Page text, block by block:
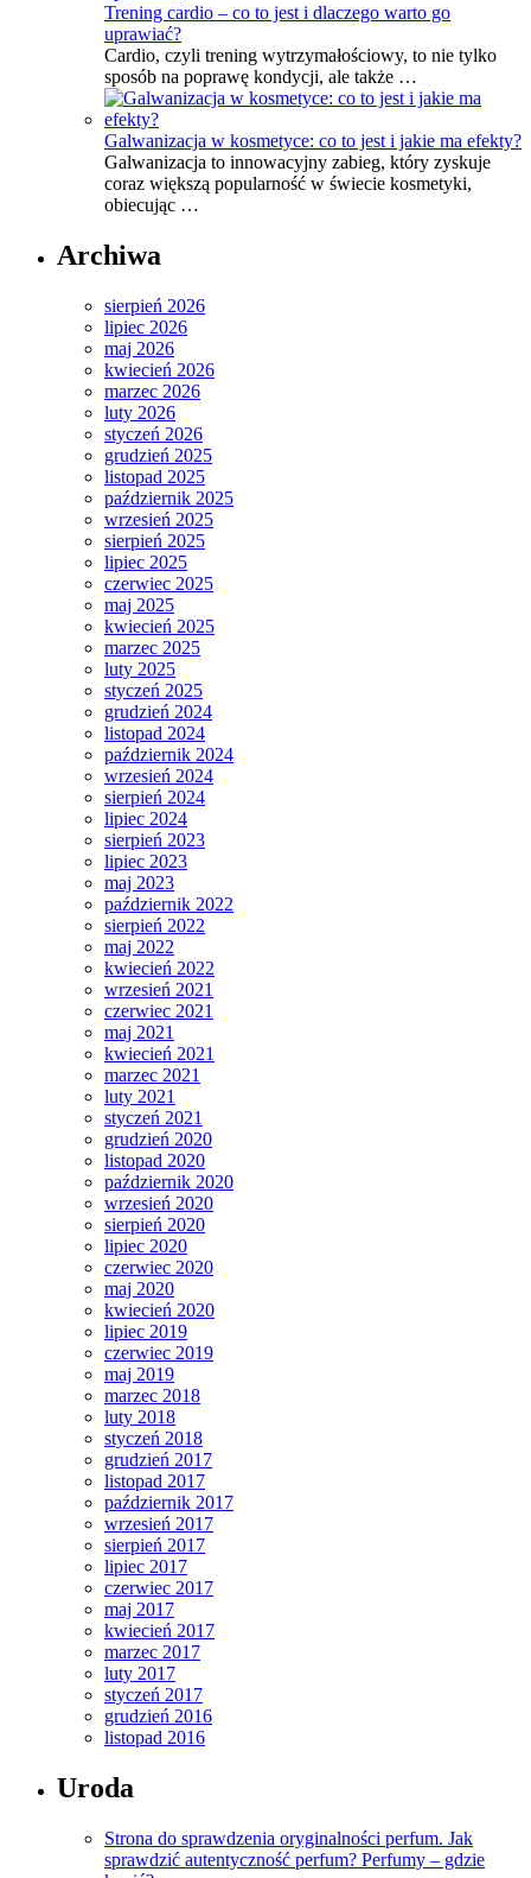
Trening cardio – co to jest i dlaczego warto go
uprawiać?
Cardio, czyli trening wytrzymałościowy, to nie tylko
sposób na poprawę kondycji, ale także …
Galwanizacja w kosmetyce: co to jest i jakie ma efekty?
Galwanizacja to innowacyjny zabieg, który zyskuje
coraz większą popularność w świecie kosmetyki,
obiecując …
Archiwa
sierpień 2026
lipiec 2026
maj 2026
kwiecień 2026
marzec 2026
luty 2026
styczeń 2026
grudzień 2025
listopad 2025
październik 2025
wrzesień 2025
sierpień 2025
lipiec 2025
czerwiec 2025
maj 2025
kwiecień 2025
marzec 2025
luty 2025
styczeń 2025
grudzień 2024
listopad 2024
październik 2024
wrzesień 2024
sierpień 2024
lipiec 2024
sierpień 2023
lipiec 2023
maj 2023
październik 2022
sierpień 2022
maj 2022
kwiecień 2022
wrzesień 2021
czerwiec 2021
maj 2021
kwiecień 2021
marzec 2021
luty 2021
styczeń 2021
grudzień 2020
listopad 2020
październik 2020
wrzesień 2020
sierpień 2020
lipiec 2020
czerwiec 2020
maj 2020
kwiecień 2020
lipiec 2019
czerwiec 2019
maj 2019
marzec 2018
luty 2018
styczeń 2018
grudzień 2017
listopad 2017
październik 2017
wrzesień 2017
sierpień 2017
lipiec 2017
czerwiec 2017
maj 2017
kwiecień 2017
marzec 2017
luty 2017
styczeń 2017
grudzień 2016
listopad 2016
Uroda
Strona do sprawdzenia oryginalności perfum. Jak
sprawdzić autentyczność perfum? Perfumy – gdzie